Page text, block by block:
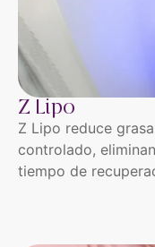
Z Lipo
Z Lipo reduce
controlado,
tiempo de